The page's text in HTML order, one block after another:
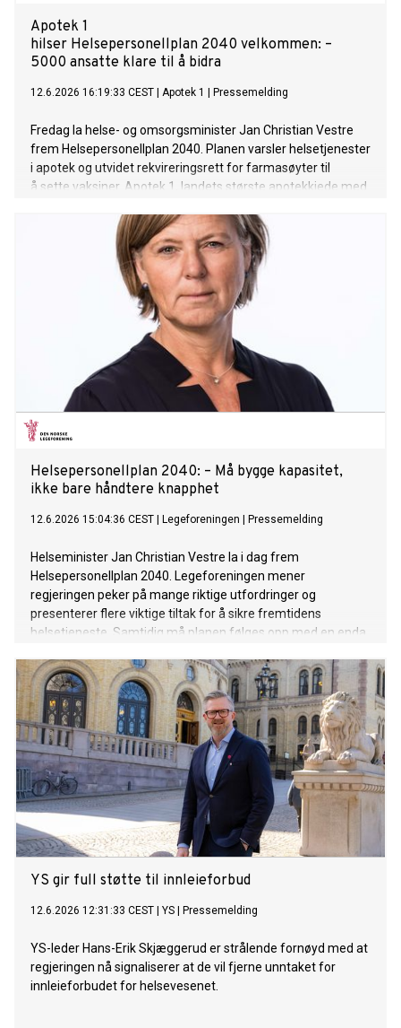
Apotek 1
hilser Helsepersonellplan 2040 velkommen: –
5000 ansatte klare til å bidra
12.6.2026 16:19:33 CEST Apotek 1 Pressemelding
Fredag la helse- og omsorgsminister Jan Christian Vestre
frem Helsepersonellplan 2040. Planen varsler helsetjenester
i apotek og utvidet rekvireringsrett for farmasøyter til
å sette vaksiner. Apotek 1, landets største apotekkjede med
som et svært positivt signal.
Helsepersonellplan 2040: – Må bygge kapasitet,
ikke bare håndtere knapphet
12.6.2026 15:04:36 CEST Legeforeningen Pressemelding
Helseminister Jan Christian Vestre la i dag frem
Helsepersonellplan 2040. Legeforeningen mener
regjeringen peker på mange riktige utfordringer og
presenterer flere viktige tiltak for å sikre fremtidens
helsetjeneste. Samtidig må planen følges opp med en enda
kapasitet.
YS gir full støtte til innleieforbud
12.6.2026 12:31:33 CEST YS Pressemelding
YS-leder Hans-Erik Skjæggerud er strålende fornøyd med at
regjeringen nå signaliserer at de vil fjerne unntaket for
innleieforbudet for helsevesenet.